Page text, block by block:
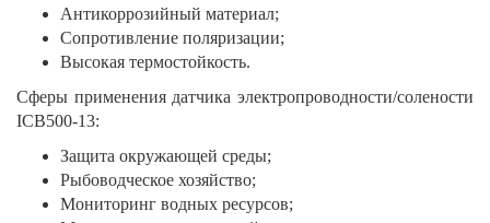
Антикоррозийный материал;
Сопротивление поляризации;
Высокая термостойкость.
Сферы применения датчика электропроводности/солености
ICB500-13:
Защита окружающей среды;
Рыбоводческое хозяйство;
Мониторинг водных ресурсов;